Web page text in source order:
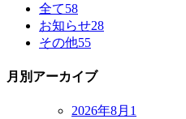
全て58
お知らせ28
その他55
月別アーカイブ
2026年8月 1